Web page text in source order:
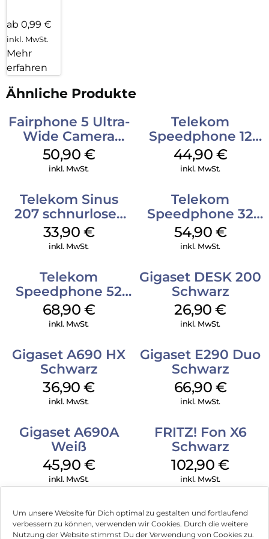
Um unsere Website für Dich optimal zu gestalten und fortlaufend
verbessern zu können, verwenden wir Cookies. Durch die weitere
Nutzung der Website stimmst Du der Verwendung von Cookies zu.
ab 0,99 €
inkl. MwSt.
Mehr
erfahren
Ähnliche Produkte
Fairphone 5 Ultra-
Wide Camera
Schwarz
50,90 €
inkl. MwSt.
Telekom
Speedphone 12
Petrol
44,90 €
inkl. MwSt.
Telekom Sinus
207 schnurloses
analog Telefon
Schwarz
33,90 €
inkl. MwSt.
Telekom
Speedphone 32
Ebenholz
54,90 €
inkl. MwSt.
Telekom
Speedphone 52
Schwarz
68,90 €
inkl. MwSt.
Gigaset DESK 200
Schwarz
26,90€
inkl. MwSt.
Gigaset A690 HX
Schwarz
36,90€
inkl. MwSt.
Gigaset E290 Duo
Schwarz
66,90 €
inkl. MwSt.
Gigaset A690A
Weiß
45,90 €
inkl. MwSt.
FRITZ! Fon X6
Schwarz
102,90€
inkl. MwSt.